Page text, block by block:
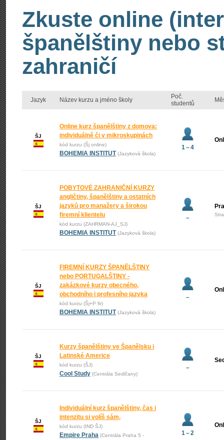
Zkuste online
španělštiny nebo
zahraničí
Jazyk Název kurzu a jméno školy
Poč.
studentů
ŠJ
Online kurz španělštiny z domova:
individuálně či v mikroskupinách
kód kurzu (Šj online)
BOHEMIA INSTITUT (Jazyková škola)
1 – 4
ŠJ
POBYTOVÉ ZAHRANIČNÍ KURZY
angličtiny, španělštiny a ostatních
jazyků pro manažery a širokou
firemní klientelu
kód kurzu (ZAHRMAN-AJ_SJ)
BOHEMIA INSTITUT (Jazyková škola)
–
ŠJ
FIREMNÍ KURZY ŠPANĚLŠTINY
nebo PORTUGALŠTINY -
zakázkové kurzy obecného,
obchodního i profesního jazyka
kód kurzu (Šj+P fir)
BOHEMIA INSTITUT (Jazyková škola)
–
ŠJ
Kurzy španělštiny ve Španělsku i
Latinské Americe
kód kurzu (ŠJ)
Cool Study (Centrála Sedlčany)
–
ŠJ
Individuální kurz španělštiny, čas i
intenzitu si volíš sám,
kód kurzu (IND ŠJ)
Empire Praha (Centrála Praha 5 -
1 – 2